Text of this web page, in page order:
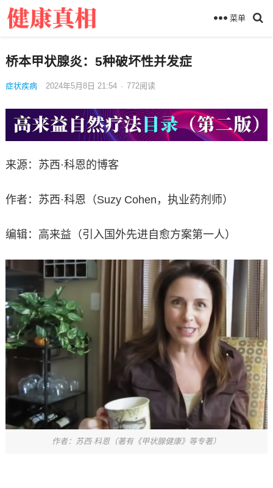
菜单
桥本甲状腺炎：5种破坏性并发症
症状疾病 2024年5月8日 21:54 · 772阅读
来源：苏西·科恩的博客
作者：苏西·科恩（Suzy Cohen，执业药剂师）
编辑：高来益（引入国外先进自愈方案第一人）
作者：苏西·科恩（著有《甲状腺健康》等专著）